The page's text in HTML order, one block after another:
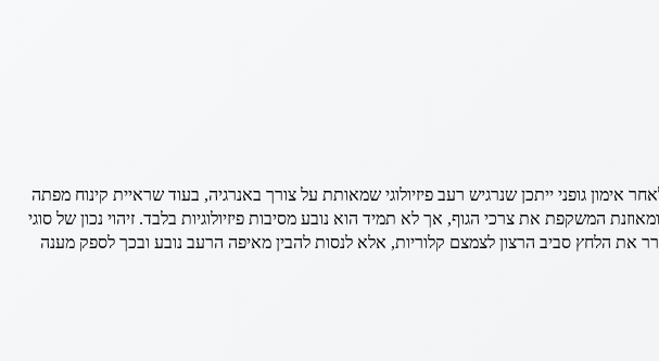
גופני ייתכן שנרגיש רעב פיזיולוגי שמאותת על צורך באנרגיה, בעוד שראיית קינוח מפתה
המשקפת את צרכי הגוף, אך לא תמיד הוא נובע מסיבות פיזיולוגיות בלבד. זיהוי נכון של סוגי
את הלחץ סביב הרצון לצמצם קלוריות, אלא לנסות להבין מאיפה הרעב נובע ובכך לספק מענה